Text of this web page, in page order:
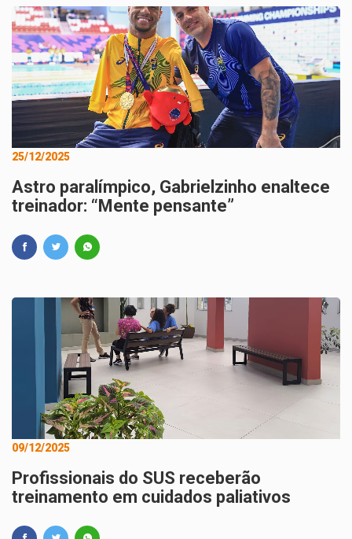
25/12/2025
Astro paralímpico, Gabrielzinho enaltece
treinador: “Mente pensante”
09/12/2025
Profissionais do SUS receberão
treinamento em cuidados paliativos